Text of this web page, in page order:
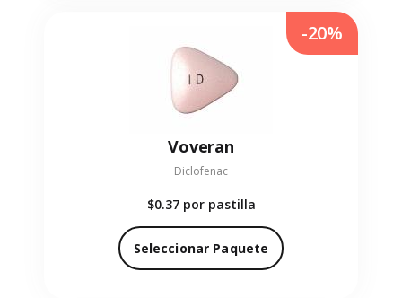
Voveran
Diclofenac
$0.37 por pastilla
Seleccionar Paquete
-20%